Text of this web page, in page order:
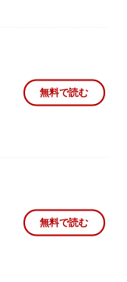
無料で読む
無料で読む